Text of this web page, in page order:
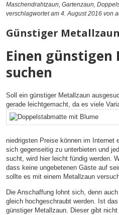
Maschendrahtzaun, Gartenzaun,
verschlagwortet am 4. August 2016 von
Günstiger Metallzaun
Einen günstigen
suchen
Soll ein günstiger Metallzaun
gerade leichtgemacht, da es viele
niedrigsten Preise können im Internet
sich gegenseitig zu unterbieten und
sucht, wird hier leicht fündig werden.
dass keine ungebetenen Gäste auf
sollte es mit einem Metallzaun
Die Anschaffung lohnt sich, denn
gleich hochgeschraubt werden. Ist
günstiger Metallzaun. Dieser gibt